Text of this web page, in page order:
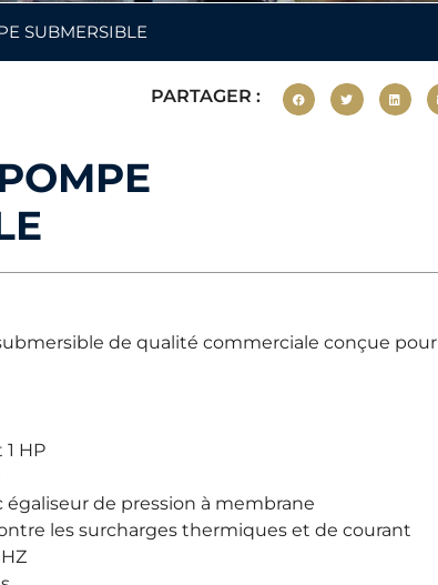
SUBMERSIBLE
PARTAGER :
de qualité commerciale conçue pour
1 HP
de pression à membrane
les surcharges thermiques et de courant